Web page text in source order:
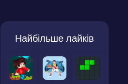
Найбільше лайків